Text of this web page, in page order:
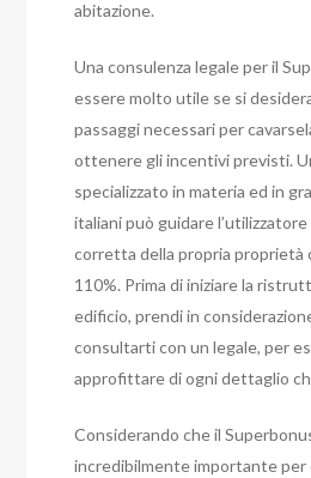
abitazione.
Una consulenza legale per il
essere molto utile se si
passaggi necessari per
ottenere gli incentivi previsti.
specializzato in materia ed in
italiani può guidare l’utilizzatore
corretta della propria proprietà
110%. Prima di iniziare la
edificio, prendi in
consultarti con un legale, per
approfittare di ogni dettaglio
Considerando che il
incredibilmente importante per